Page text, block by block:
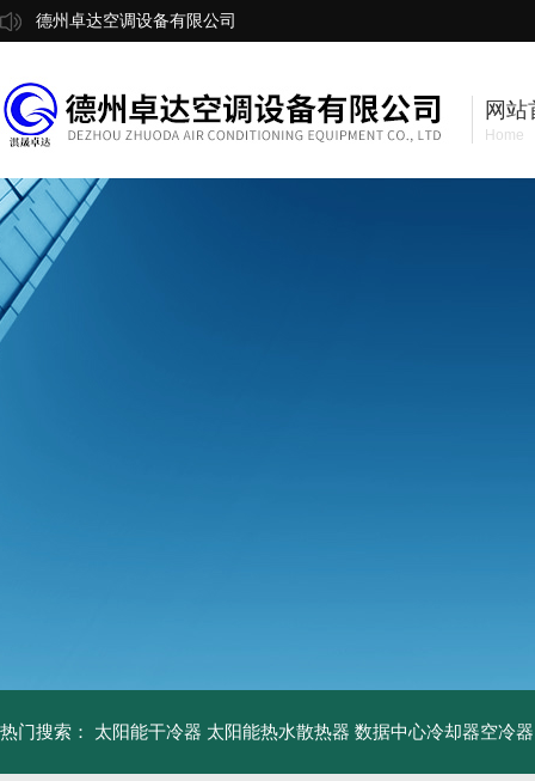
德州卓达空调设备有限公司
网站
Home
热门搜索： 太阳能干冷器 太阳能热水散热器 数据中心冷却器空冷器